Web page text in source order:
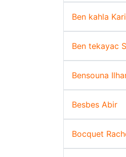
Ben kahla
Ben tekayac
Bensouna
Besbes Abir
Bocquet